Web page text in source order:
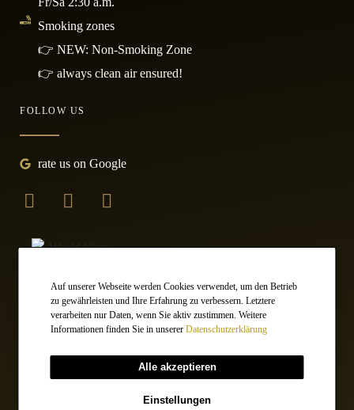
Smoking zones
👉 NEW: Non-Smoking Zone
👉 always clean air ensured!
FOLLOW US
rate us on Google
Auf unserer Webseite werden Cookies verwendet, um den Betrieb
zu gewährleisten und Ihre Erfahrung zu verbessern. Letztere
verarbeiten nur Daten, wenn Sie aktiv zustimmen. Weitere
Informationen finden Sie in unserer Datenschutzerklärung
Einstellungen
Alle akzeptieren